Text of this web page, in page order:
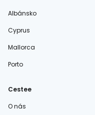
Albánsko
Cyprus
Mallorca
Porto
Cestee
O nás